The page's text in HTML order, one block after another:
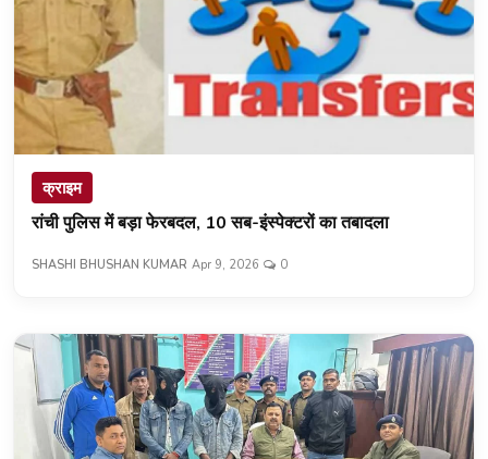
क्राइम
रांची पुलिस में बड़ा फेरबदल, 10 सब-इंस्पेक्टरों का तबादला
SHASHI BHUSHAN KUMAR Apr 9, 2026 0